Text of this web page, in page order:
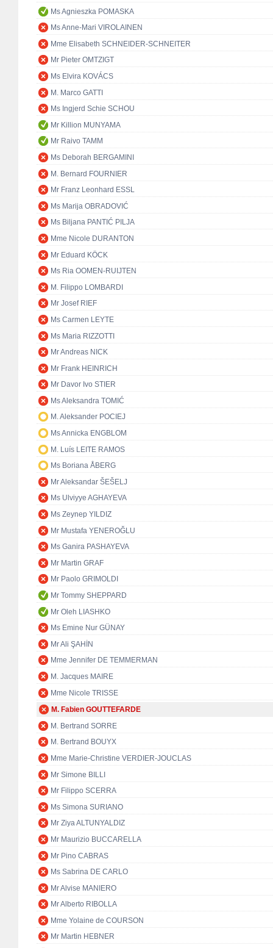
Ms Agnieszka POMASKA
Ms Anne-Mari VIROLAINEN
Mme Elisabeth SCHNEIDER-SCHNEITER
Mr Pieter OMTZIGT
Ms Elvira KOVÁCS
M. Marco GATTI
Ms Ingjerd Schie SCHOU
Mr Killion MUNYAMA
Mr Raivo TAMM
Ms Deborah BERGAMINI
M. Bernard FOURNIER
Mr Franz Leonhard ESSL
Ms Marija OBRADOVIĆ
Ms Biljana PANTIĆ PILJA
Mme Nicole DURANTON
Mr Eduard KÖCK
Ms Ria OOMEN-RUIJTEN
M. Filippo LOMBARDI
Mr Josef RIEF
Ms Carmen LEYTE
Ms Maria RIZZOTTI
Mr Andreas NICK
Mr Frank HEINRICH
Mr Davor Ivo STIER
Ms Aleksandra TOMIĆ
M. Aleksander POCIEJ
Ms Annicka ENGBLOM
M. Luís LEITE RAMOS
Ms Boriana ÅBERG
Mr Aleksandar ŠEŠELJ
Ms Ulviyye AGHAYEVA
Ms Zeynep YILDIZ
Mr Mustafa YENEROĞLU
Ms Ganira PASHAYEVA
Mr Martin GRAF
Mr Paolo GRIMOLDI
Mr Tommy SHEPPARD
Mr Oleh LIASHKO
Ms Emine Nur GÜNAY
Mr Ali ŞAHİN
Mme Jennifer DE TEMMERMAN
M. Jacques MAIRE
Mme Nicole TRISSE
M. Fabien GOUTTEFARDE
M. Bertrand SORRE
M. Bertrand BOUYX
Mme Marie-Christine VERDIER-JOUCLAS
Mr Simone BILLI
Mr Filippo SCERRA
Ms Simona SURIANO
Mr Ziya ALTUNYALDIZ
Mr Maurizio BUCCARELLA
Mr Pino CABRAS
Ms Sabrina DE CARLO
Mr Alvise MANIERO
Mr Alberto RIBOLLA
Mme Yolaine de COURSON
Mr Martin HEBNER